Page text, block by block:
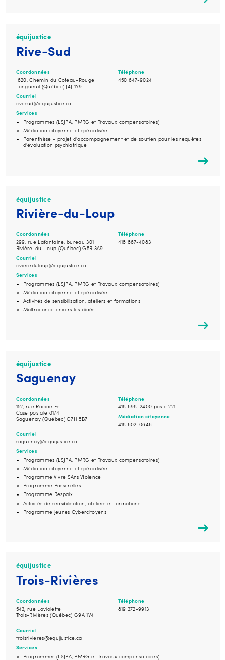
équijustice
Rive-Sud
Coordonnées
620, Chemin du Coteau-Rouge
Longueuil (Québec) J4J 1Y9
Téléphone
450 647-9024
Courriel
rivesud@equijustice.ca
Services
Programmes (LSJPA, PMRG et Travaux compensatoires)
Médiation citoyenne et spécialisée
Parenthèse - projet d'accompagnement et de soutien pour les requêtes
d'évaluation psychiatrique
équijustice
Rivière-du-Loup
Coordonnées
299, rue Lafontaine, bureau 301
Rivière-du-Loup (Québec) G5R 3A9
Téléphone
418 867-4083
Courriel
riviereduloup@equijustice.ca
Services
Programmes (LSJPA, PMRG et Travaux compensatoires)
Médiation citoyenne et spécialisée
Activités de sensibilisation, ateliers et formations
Maltraitance envers les aînés
équijustice
Saguenay
Coordonnées
152, rue Racine Est
Case postale 8174
Saguenay (Québec) G7H 5B7
Téléphone
418 698-2400 poste 221
Médiation citoyenne
418 602-0646
Courriel
saguenay@equijustice.ca
Services
Programmes (LSJPA, PMRG et Travaux compensatoires)
Médiation citoyenne et spécialisée
Programme VIvre SAns VIolence
Programme Passerelles
Programme Respaix
Activités de sensibilisation, ateliers et formations
Programme jeunes Cybercitoyens
équijustice
Trois-Rivières
Coordonnées
543, rue Laviolette
Trois-Rivières (Québec) G9A 1V4
Téléphone
819 372-9913
Courriel
troisrivieres@equijustice.ca
Services
Programmes (LSJPA, PMRG et Travaux compensatoires)